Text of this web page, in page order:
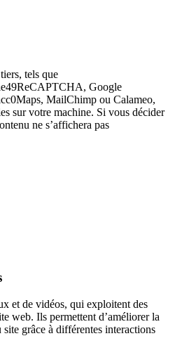
tels que
Google
MailChimp ou Calameo,
sur votre machine. Si vous décider
ne s’affichera pas
et de vidéos, qui exploitent des
web. Ils permettent d’améliorer la
grâce à différentes interactions